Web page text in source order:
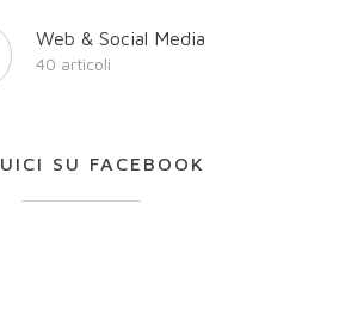
Web & Social Media
40 articoli
SU FACEBOOK